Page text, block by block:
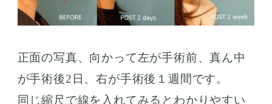
正面の写真、向かって左が手術前、真ん中
が手術後2日、右が手術後１週間です。
同じ縮尺で線を入れてみるとわかりやすい